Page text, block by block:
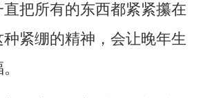
把所有的东西都紧紧攥在
种紧绷的精神，会让晚年生